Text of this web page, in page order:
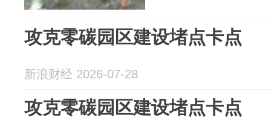
攻克零碳园区建设堵点卡点
新浪财经 2026-07-28
攻克零碳园区建设堵点卡点